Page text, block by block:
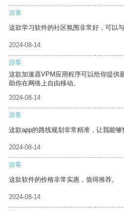
游客
这款学习软件的社区氛围非常好，可以
2024-08-14
游客
这款加速器VPM应用程序可以给你提供
助你在网络上自由移动。
2024-08-14
游客
这款app的路线规划非常精准，让我能够
2024-08-14
游客
这款软件的价格非常实惠，值得推荐。
2024-08-14